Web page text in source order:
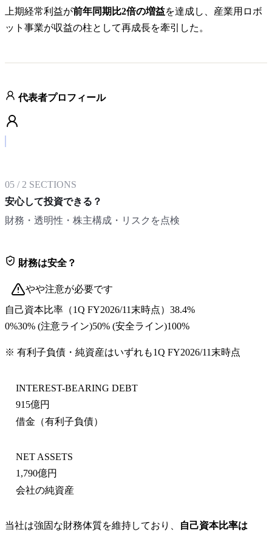
上期経常利益が前年同期比2倍の増益を達成し、産業用ロボ
ット事業が収益の柱として再成長を牽引した。
代表者プロフィール
05 / 2 SECTIONS
安心して投資できる？
財務・透明性・株主構成・リスクを点検
財務は安全？
やや注意が必要です
自己資本比率 （1Q FY2026/11末時点） 38.4%
0%30% (注意ライン)50% (安全ライン)100%
※ 有利子負債・純資産はいずれも1Q FY2026/11末時点
INTEREST-BEARING DEBT
915億円
借金（有利子負債）
NET ASSETS
1,790億円
会社の純資産
当社は強固な財務体質を維持しており、
自己資本比率は